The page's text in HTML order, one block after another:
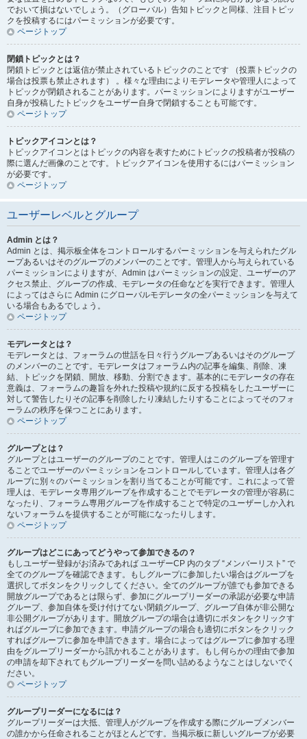
でおいて損はないでしょう。（グローバル）告知トピックと同様、注目トピッ
クを投稿するにはパーミッションが必要です。
ページトップ
閉鎖トピックとは？
閉鎖トピックとは返信が禁止されているトピックのことです （投票トピックの
場合は投票も禁止されます） 。様々な理由によりモデレータや管理人によって
トピックが閉鎖されることがあります。パーミッションによりますがユーザー
自身が投稿したトピックをユーザー自身で閉鎖することも可能です。
ページトップ
トピックアイコンとは？
トピックアイコンとはトピックの内容を表すためにトピックの投稿者が投稿の
際に選んだ画像のことです。トピックアイコンを使用するにはパーミッション
が必要です。
ページトップ
ユーザーレベルとグループ
Admin とは？
Admin とは、掲示板全体をコントロールするパーミッションを与えられたグル
ープあるいはそのグループのメンバーのことです。管理人から与えられている
パーミッションによりますが、Admin はパーミッションの設定、ユーザーのア
クセス禁止、グループの作成、モデレータの任命などを実行できます。管理人
によってはさらに Admin にグローバルモデレータの全パーミッションを与えて
いる場合もあるでしょう。
ページトップ
モデレータとは？
モデレータとは、フォーラムの世話を日々行うグループあるいはそのグループ
のメンバーのことです。モデレータはフォーラム内の記事を編集、削除、凍
結、トピックを閉鎖、開放、移動、分割できます。基本的にモデレータの存在
意義は、フォーラムの趣旨を外れた投稿や規約に反する投稿をしたユーザーに
対して警告したりその記事を削除したり凍結したりすることによってそのフォ
ーラムの秩序を保つことにあります。
ページトップ
グループとは？
グループとはユーザーのグループのことです。管理人はこのグループを管理す
ることでユーザーのパーミッションをコントロールしています。管理人は各グ
ループに別々のパーミッションを割り当てることが可能です。これによって管
理人は、モデレータ専用グループを作成することでモデレータの管理が容易に
なったり、フォーラム専用グループを作成することで特定のユーザーしか入れ
ないフォーラムを提供することが可能になったりします。
ページトップ
グループはどこにあってどうやって参加できるの？
もしユーザー登録がお済みであれば ユーザーCP 内のタブ “メンバーリスト” で
全てのグループを確認できます。もしグループに参加したい場合はグループを
選択してボタンをクリックしてください。全てのグループが誰でも参加できる
開放グループであるとは限らず、参加にグループリーダーの承認が必要な申請
グループ、参加自体を受け付けてない閉鎖グループ、グループ自体が非公開な
非公開グループがあります。開放グループの場合は適切にボタンをクリックす
ればグループに参加できます。申請グループの場合も適切にボタンをクリック
すればグループに参加を申請できます。場合によってはグループに参加する理
由をグループリーダーから訊かれることがあります。もし何らかの理由で参加
の申請を却下されてもグループリーダーを問い詰めるようなことはしないでく
ださい。
ページトップ
グループリーダーになるには？
グループリーダーは大抵、管理人がグループを作成する際にグループメンバー
の誰かから任命されることがほとんどです。当掲示板に新しいグループが必要